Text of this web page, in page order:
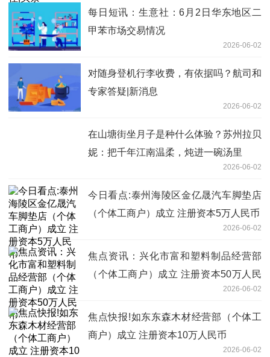
每日短讯：生意社：6月2日华东地区二
甲苯市场交易情况
2026-06-02
对随身登机行李收费，有依据吗？航司和
专家答疑|新消息
2026-06-02
在山塘街坐月子是种什么体验？苏州拉贝
妮：把千年江南温柔，炖进一碗汤里
2026-06-02
今日看点:泰州海陵区金亿晟汽车脚垫店
（个体工商户）成立 注册资本5万人民币
2026-06-02
焦点资讯：兴化市富和塑料制品经营部
（个体工商户）成立 注册资本50万人民
2026-06-02
焦点快报!如东东森木材经营部（个体工
商户）成立 注册资本10万人民币
2026-06-02